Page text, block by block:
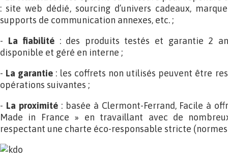
: site web dédié, sourcing d’univers cadeaux,
supports de communication annexes, etc. ;
- La fiabilité : des produits testés et garantie 2
disponible et géré en interne ;
- La garantie : les coffrets non utilisés peuvent être
opérations suivantes ;
- La proximité: basée à Clermont-Ferrand, Facile à
Made in France » en travaillant avec de
respectant une charte éco-responsable stricte (normes